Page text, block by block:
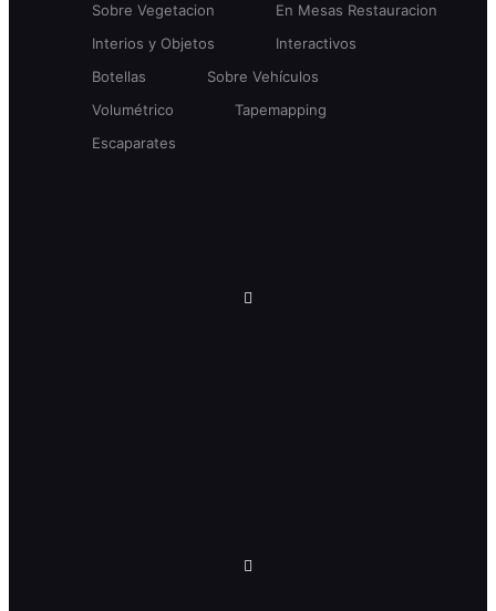
Sobre Vegetacion
En Mesas Restauracion
Interios y Objetos
Interactivos
Botellas
Sobre Vehículos
Volumétrico
Tapemapping
Escaparates